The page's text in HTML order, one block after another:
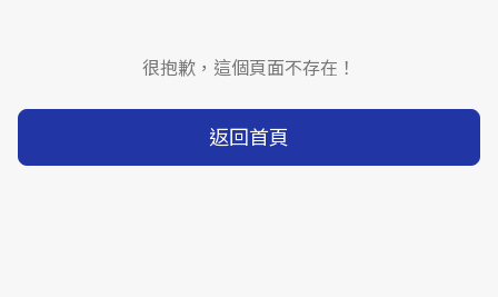
很抱歉，這個頁面不存在！
返回首頁